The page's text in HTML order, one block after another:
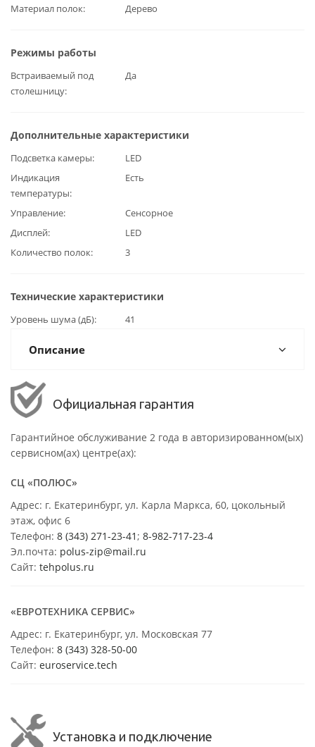
Материал полок Дерево
Режимы работы
Встраиваемый под
столешницу
Да
Дополнительные характеристики
Подсветка камеры
LED
Индикация
температуры
Есть
Управление
Сенсорное
Дисплей
LED
Количество полок
3
Технические характеристики
Уровень шума (дБ) 41
Описание
Официальная гарантия
Гарантийное обслуживание 2 года в авторизированном(ых)
сервисном(ах) центре(ах):
СЦ «ПОЛЮС»
Адрес: г. Екатеринбург, ул. Карла Маркса, 60, цокольный
этаж, офис 6
Телефон: 8 (343) 271-23-41 ; 8-982-717-23-4
Эл.почта: polus-zip@mail.ru
Сайт: tehpolus.ru
«ЕВРОТЕХНИКА СЕРВИС»
Адрес: г. Екатеринбург, ул. Московская 77
Телефон: 8 (343) 328-50-00
Сайт: euroservice.tech
Установка и подключение